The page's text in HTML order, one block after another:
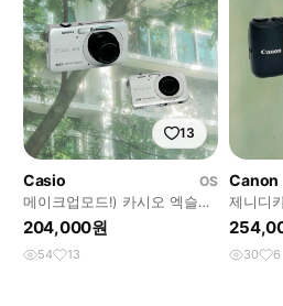
13
Casio
OS
메이크업모드!) 카시오 엑슬림
z90 Exilim 빈티지 디카
204,000원
54 13
Canon
제니디
30 6